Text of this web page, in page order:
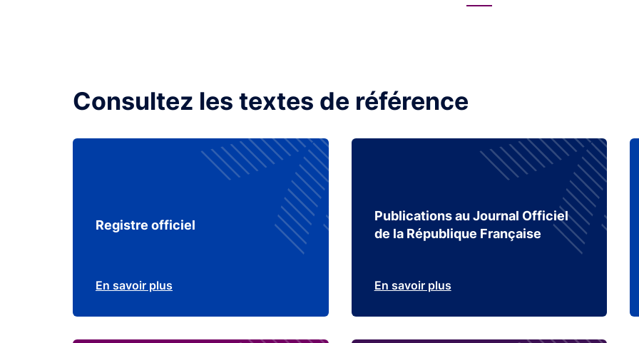
Consultez les textes de référence
Registre officiel
En savoir plus
Publications au Journal Officiel
de la République Française
En savoir plus